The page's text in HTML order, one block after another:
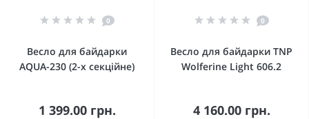
0
Весло для байдарки
AQUA-230 (2-х секційне)
1 399.00 грн.
0
Весло для байдарки TNP
Wolferine Light 606.2
4 160.00 грн.